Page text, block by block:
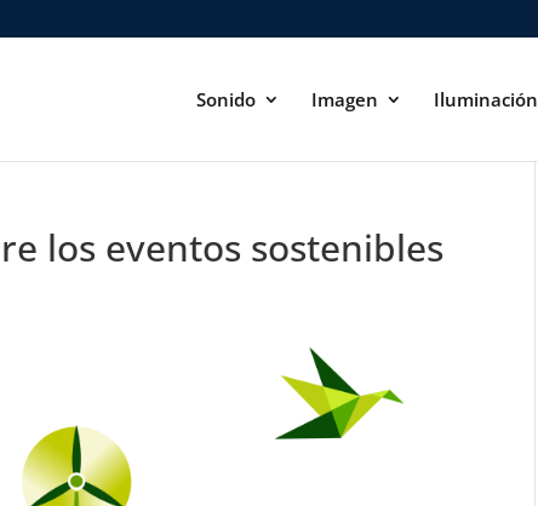
Sonido Imagen Iluminación
los eventos sostenibles